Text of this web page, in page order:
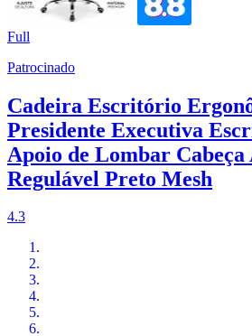
Full
Patrocinado
Cadeira Escritório
Presidente Executiva
Apoio de Lombar Cabeça
Regulável Preto Mesh
4.3